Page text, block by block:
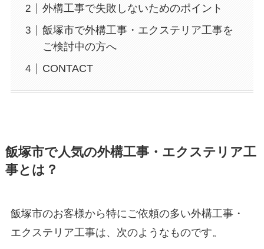
外構工事で失敗しないためのポイント
飯塚市で外構工事・エクステリア工事を
ご検討中の方へ
CONTACT
飯塚市で人気の外構工事・エクステリア工
事とは？
飯塚市のお客様から特にご依頼の多い外構工事・
エクステリア工事は、次のようなものです。